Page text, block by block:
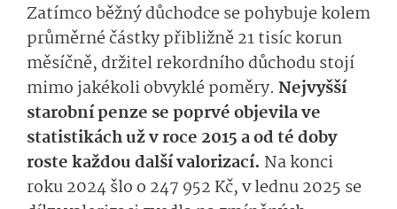
Zatímco běžný důchodce se pohybuje kolem
průměrné částky přibližně 21 tisíc korun
měsíčně, držitel rekordního důchodu stojí
mimo jakékoli obvyklé poměry. Nejvyšší
starobní penze se poprvé objevila ve
statistikách už v roce 2015 a od té doby
roste každou další valorizací. Na konci
roku 2024 šlo o 247 952 Kč, v lednu 2025 se